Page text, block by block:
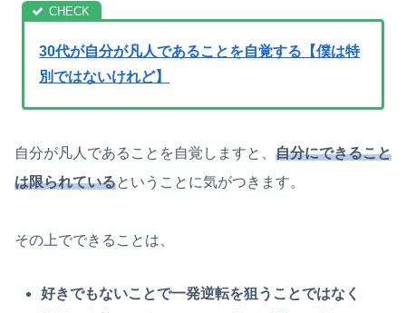
30代が自分が凡人であることを自覚する【僕は特
別ではないけれど】
自分が凡人であることを自覚しますと、 自分にできること
は限られているということに気がつきます。
その上でできることは、
好きでもないことで一発逆転を狙うことではなく